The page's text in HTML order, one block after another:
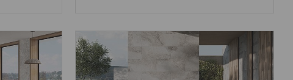
Стили: Под камень;
Цвета: